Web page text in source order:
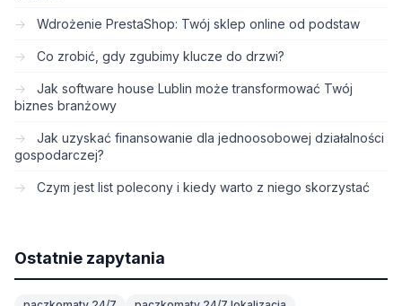
Wdrożenie PrestaShop: Twój sklep online od podstaw
Co zrobić, gdy zgubimy klucze do drzwi?
Jak software house Lublin może transformować Twój
biznes branżowy
Jak uzyskać finansowanie dla jednoosobowej działalności
gospodarczej?
Czym jest list polecony i kiedy warto z niego skorzystać
Ostatnie zapytania